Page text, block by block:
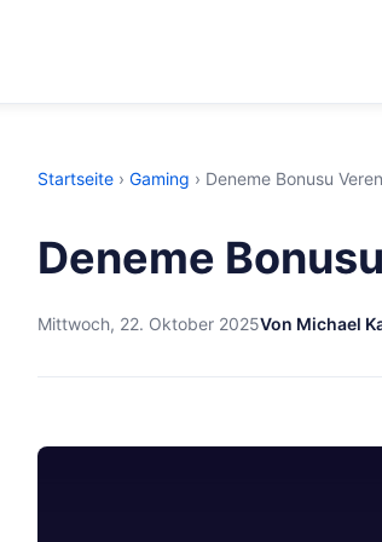
Startseite › Gaming › Deneme Bonusu
Deneme
Mittwoch, 22. Oktober 2025Von Michael